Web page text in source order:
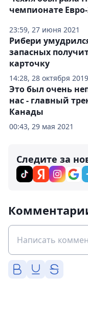
23:59, 27 июня 2021
чемпионате
14:28, 28 октября 2019
Рибери
запасных
карточку
00:43, 29 мая 2021
Это был очень
нас - главный
Канады
Следите за